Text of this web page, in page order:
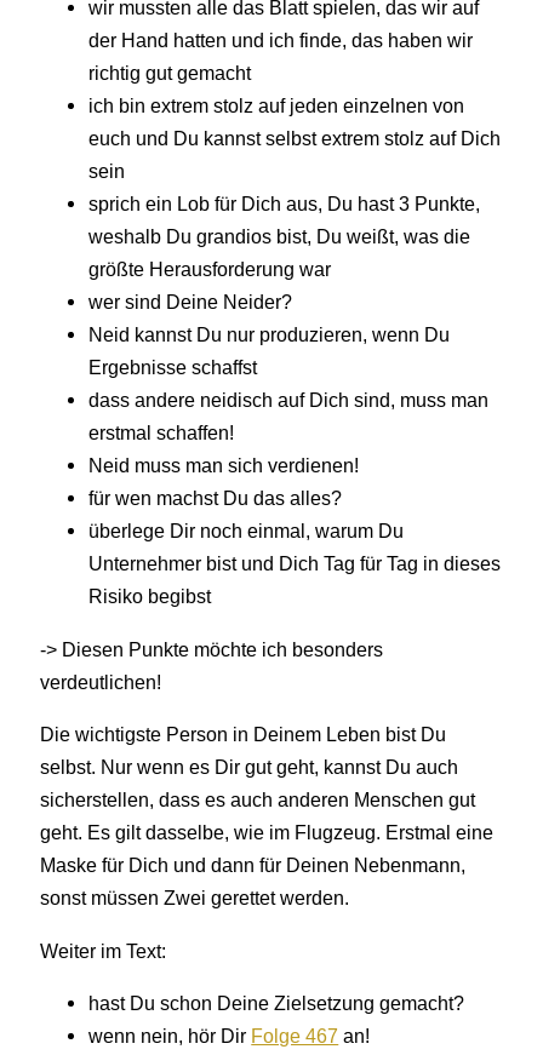
wir mussten alle das Blatt spielen, das wir auf
der Hand hatten und ich finde, das haben wir
richtig gut gemacht
ich bin extrem stolz auf jeden einzelnen von
euch und Du kannst selbst extrem stolz auf Dich
sein
sprich ein Lob für Dich aus, Du hast 3 Punkte,
weshalb Du grandios bist, Du weißt, was die
größte Herausforderung war
wer sind Deine Neider?
Neid kannst Du nur produzieren, wenn Du
Ergebnisse schaffst
dass andere neidisch auf Dich sind, muss man
erstmal schaffen!
Neid muss man sich verdienen!
für wen machst Du das alles?
überlege Dir noch einmal, warum Du
Unternehmer bist und Dich Tag für Tag in dieses
Risiko begibst
-> Diesen Punkte möchte ich besonders
verdeutlichen!
Die wichtigste Person in Deinem Leben bist Du
selbst. Nur wenn es Dir gut geht, kannst Du auch
sicherstellen, dass es auch anderen Menschen gut
geht. Es gilt dasselbe, wie im Flugzeug. Erstmal eine
Maske für Dich und dann für Deinen Nebenmann,
sonst müssen Zwei gerettet werden.
Weiter im Text:
hast Du schon Deine Zielsetzung gemacht?
wenn nein, hör Dir Folge 467 an!